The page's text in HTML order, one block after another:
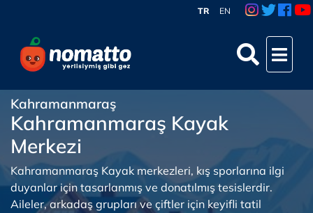
TR EN
Kahramanmaraş
Kahramanmaraş Kayak
Merkezi
Kahramanmaraş Kayak merkezleri, kış sporlarına ilgi
duyanlar için tasarlanmış ve donatılmış tesislerdir.
Aileler, arkadaş grupları ve çiftler için keyifli tatil